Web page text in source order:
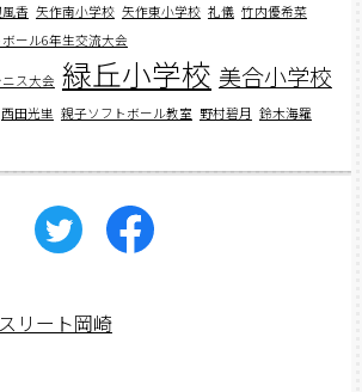
香 矢作南小学校 矢作東小学校 礼儀 竹内優希菜
ール6年生交流大会
ス大会 緑丘小学校 美合小学校
西田光里 親子ソフトボール教室 野村碧月 鈴木海羅
リート岡崎